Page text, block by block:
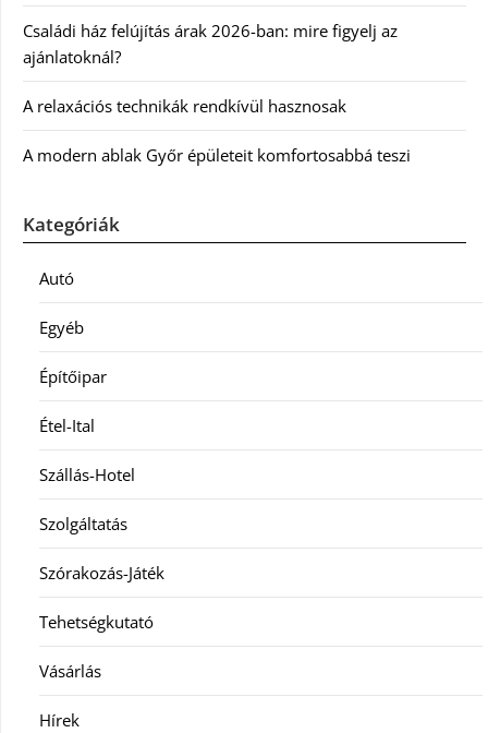
Családi ház felújítás árak 2026-ban: mire figyelj az
ajánlatoknál?
A relaxációs technikák rendkívül hasznosak
A modern ablak Győr épületeit komfortosabbá teszi
Kategóriák
Autó
Egyéb
Építőipar
Étel-Ital
Szállás-Hotel
Szolgáltatás
Szórakozás-Játék
Tehetségkutató
Vásárlás
Hírek